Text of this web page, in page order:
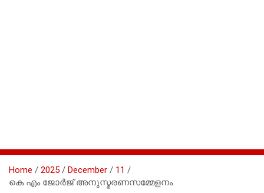
Home 2025 December
11
കെ എം ജോർജ് അനുസ്മരണസമ്മേളനം